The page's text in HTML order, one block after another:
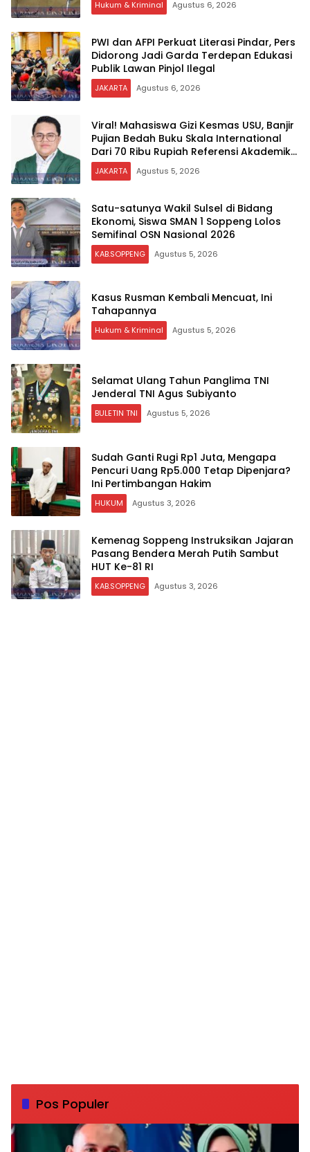
Hukum & Kriminal Agustus 6, 2026
PWI dan AFPI Perkuat Literasi Pindar, Pers
Didorong Jadi Garda Terdepan Edukasi
Publik Lawan Pinjol Ilegal
JAKARTA Agustus 6, 2026
Viral! Mahasiswa Gizi Kesmas USU, Banjir
Pujian Bedah Buku Skala International
Dari 70 Ribu Rupiah Referensi Akademik
Dunia
JAKARTA Agustus 5, 2026
Satu-satunya Wakil Sulsel di Bidang
Ekonomi, Siswa SMAN 1 Soppeng Lolos
Semifinal OSN Nasional 2026
KAB.SOPPENG Agustus 5, 2026
Kasus Rusman Kembali Mencuat, Ini
Tahapannya
Hukum & Kriminal Agustus 5, 2026
Selamat Ulang Tahun Panglima TNI
Jenderal TNI Agus Subiyanto
BULETIN TNI Agustus 5, 2026
Sudah Ganti Rugi Rp1 Juta, Mengapa
Pencuri Uang Rp5.000 Tetap Dipenjara?
Ini Pertimbangan Hakim
HUKUM Agustus 3, 2026
Kemenag Soppeng Instruksikan Jajaran
Pasang Bendera Merah Putih Sambut
HUT Ke-81 RI
KAB.SOPPENG Agustus 3, 2026
Pos Populer